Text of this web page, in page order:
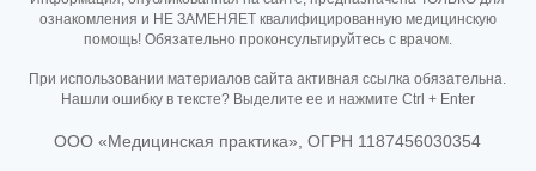
ознакомления и НЕ ЗАМЕНЯЕТ квалифицированную медицинскую
помощь! Обязательно проконсультируйтесь с врачом.
При использовании материалов сайта активная ссылка обязательна.
Нашли ошибку в тексте? Выделите ее и нажмите Ctrl + Enter
ООО «Медицинская практика», ОГРН 1187456030354